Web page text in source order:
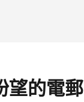
望的電郵